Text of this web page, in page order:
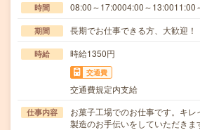
時間 08:00～17:0004:00～13:0011:00
期間 長期でお仕事できる方、大歓迎！
時給 時給1350円
交通費
交通費規定内支給
仕事内容
お菓子工場でのお仕事です。キレ
製造のお手伝いをしていただき